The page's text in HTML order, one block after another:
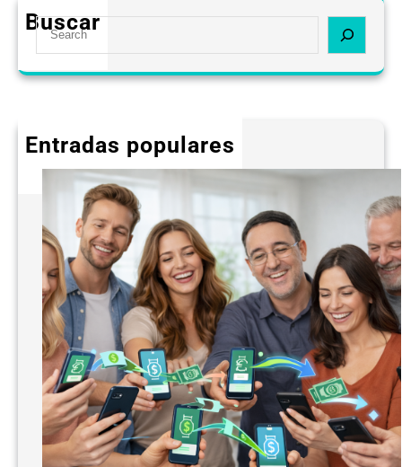
Buscar
S
a
h
Entradas populares